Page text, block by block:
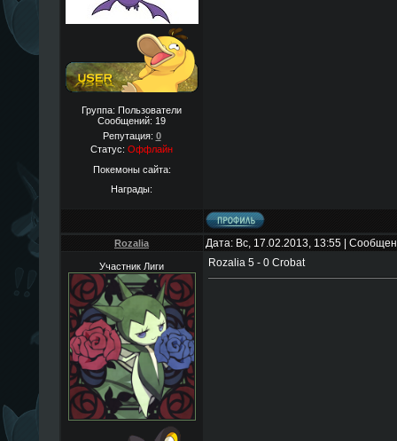
Группа: Пользователи
Сообщений: 19
Репутация: 0
Статус: Оффлайн
Покемоны сайта:
Награды:
Rozalia Дата: Вс, 17.02.2013, 13:55 |
Участник Лиги Rozalia 5 - 0 Crobat